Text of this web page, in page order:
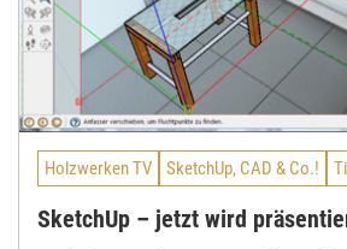
Holzwerken TV SketchUp, CAD & Co.!
SketchUp – jetzt wird